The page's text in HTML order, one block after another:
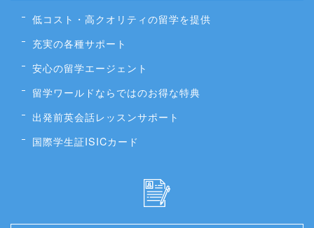
低コスト・高クオリティの留学を提供
充実の各種サポート
安心の留学エージェント
留学ワールドならではのお得な特典
出発前英会話レッスンサポート
国際学生証ISICカード